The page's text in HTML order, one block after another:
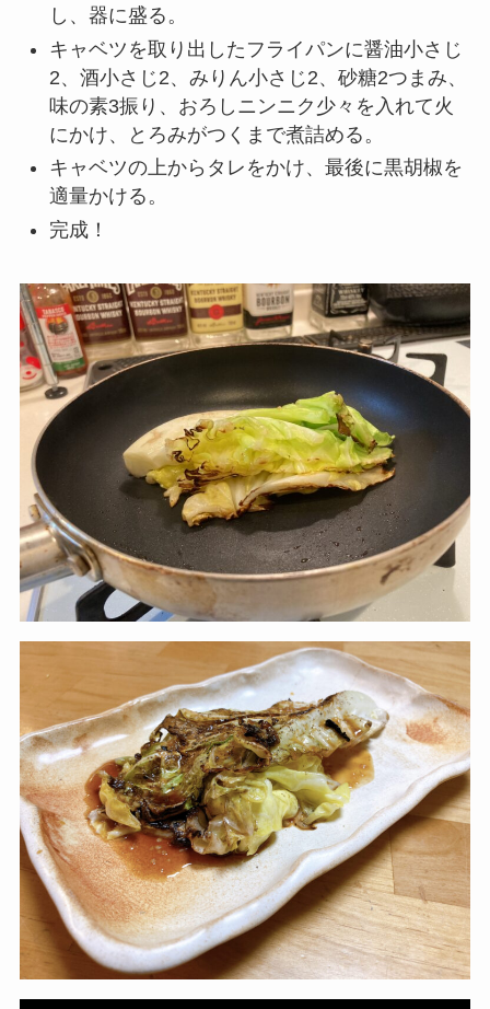
し、器に盛る。
キャベツを取り出したフライパンに醤油小さじ
2、酒小さじ2、みりん小さじ2、砂糖2つまみ、
味の素3振り、おろしニンニク少々を入れて火
にかけ、とろみがつくまで煮詰める。
キャベツの上からタレをかけ、最後に黒胡椒を
適量かける。
完成！